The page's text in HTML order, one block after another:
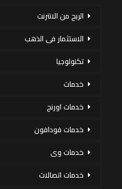
الربح من الانترنت
الاستثمار فى الذهب
تكنولوجيا
خدمات
خدمات اورنج
خدمات فودافون
خدمات وى
خدمات اتصالات